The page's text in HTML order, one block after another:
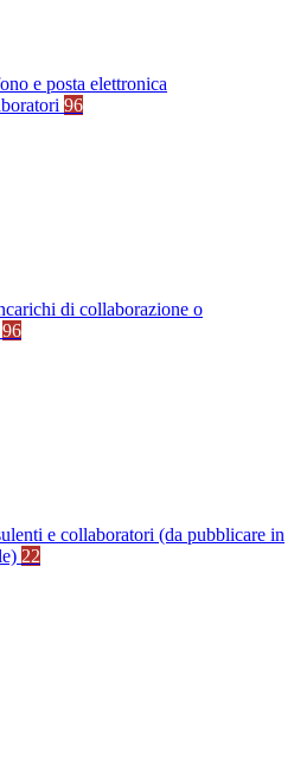
e posta elettronica
96
di collaborazione o
96
e collaboratori (da pubblicare in
22